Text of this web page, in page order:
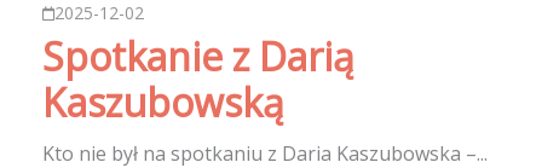
2025-12-02
Spotkanie z Darią
Kaszubowską
Kto nie był na spotkaniu z Daria Kaszubowska –...